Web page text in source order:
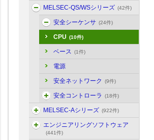
MELSEC-QS/WSシリーズ (42件)
安全シーケンサ (24件)
CPU (10件)
ベース (1件)
電源
安全ネットワーク (9件)
安全コントローラ (18件)
MELSEC-Aシリーズ (922件)
エンジニアリングソフトウェア
(441件)